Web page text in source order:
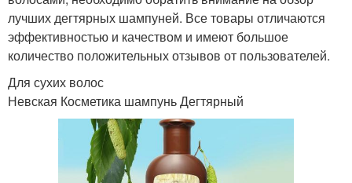
лучших дегтярных шампуней. Все товары отличаются
эффективностью и качеством и имеют большое
количество положительных отзывов от пользователей.
Для сухих волос
Невская Косметика шампунь Дегтярный